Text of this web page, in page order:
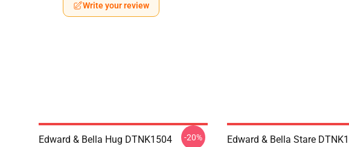
Write your review
Edward & Bella Hug DTNK1504
-20%
Edward & Bella Stare